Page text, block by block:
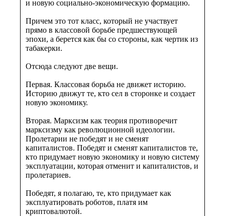
и новую социально-экономическую формацию.
Причем это тот класс, который не участвует
прямо в классовой борьбе предшествующей
эпохи, а берется как бы со стороны, как чертик из
табакерки.
Отсюда следуют две вещи.
Первая. Классовая борьба не движет историю.
Историю движут те, кто сел в сторонке и создает
новую экономику.
Вторая. Марксизм как теория противоречит
марксизму как революционной идеологии.
Пролетарии не победят и не сменят
капиталистов. Победят и сменят капиталистов те,
кто придумает новую экономику и новую систему
эксплуатации, которая отменит и капиталистов, и
пролетариев.
Победят, я полагаю, те, кто придумает как
эксплуатировать роботов, платя им
криптовалютой.